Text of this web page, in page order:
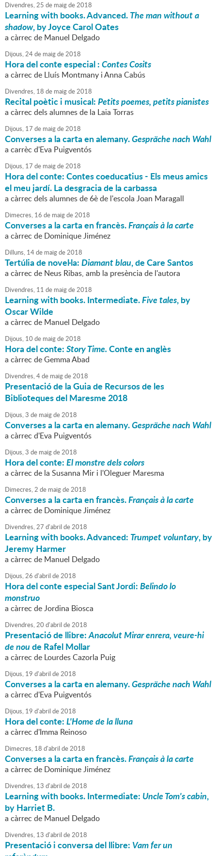
Divendres,25 de maigde2018
Learning with books. Advanced.The man without a
shadow, by Joyce Carol Oates
a càrrec de Manuel Delgado
Dijous,24de maigde2018
Hora del conte especial :Contes Cosits
a càrrec de Lluís Montmany i Anna Cabús
Divendres, 18 de maigde2018
Recital poètic i musical:Petits poemes, petits pianistes
a càrrec dels alumnes de la Laia Torras
Dijous, 17 de maigde2018
Converses a la carta en alemany.Gespräche nach Wahl
a carrèc d'Eva Puigventós
Dijous, 17 de maigde2018
Hora del conte: Contes coeducatius - Els meus amics
el meu jardí. La desgracia de la carbassa
a càrrec dels alumnes de 6è de l'escola Joan Maragall
Dimecres, 16 de maigde2018
Converses a la carta en francès.Français à la carte
a càrrec de Dominique Jiménez
Dilluns, 14de maigde2018
Tertúlia de novel·la:Diamant blau, de Care Santos
a càrrec de Neus Ribas, amb la presència de l'autora
Divendres, 11 de maigde2018
Learning with books. Intermediate.Five tales, by
Oscar Wilde
a càrrec de Manuel Delgado
Dijous, 10 de maigde2018
Hora del conte:Story Time.Conte en anglès
a càrrec de Gemma Abad
Divendres,4de maigde2018
Presentació de la Guia de Recursos de les
Biblioteques del Maresme 2018
Dijous,3 de maigde2018
Converses a la carta en alemany.Gespräche nach Wahl
a càrrec d'Eva Puigventós
Dijous,3 de maigde2018
Hora del conte:El monstre dels colors
a càrrec de la Susanna Mir i l'Oleguer Maresma
Dimecres,2 de maigde2018
Converses a la carta en francès.Français à la carte
a càrrec de Dominique Jiménez
Divendres,27 d'abril de2018
Learning with books. Advanced: Trumpet voluntary, by
Jeremy Harmer
a càrrec de Manuel Delgado
Dijous,26 d'abril de2018
Hora del conte especial Sant Jordi:Belindo lo
monstruo
a càrrec de Jordina Biosca
Divendres,20 d'abril de2018
Presentació de llibre:Anacolut Mirar enrera, veure-hi
de noude Rafel Mollar
a càrrec de Lourdes Cazorla Puig
Dijous, 19 d'abril de2018
Converses a la carta en alemany.Gespräche nach Wahl
a càrrec d'Eva Puigventós
Dijous, 19 d'abril de2018
Hora del conte:L'Home de la lluna
a càrrec d'Imma Reinoso
Dimecres, 18 d'abril de2018
Converses a la carta en francès.Français à la carte
a càrrec de Dominique Jiménez
Divendres, 13 d'abril de2018
Learning with books. Intermediate: Uncle Tom's cabin,
by Harriet B.
a càrrec de Manuel Delgado
Divendres, 13 d'abril de2018
Presentació i conversa del llibre: Vam fer un